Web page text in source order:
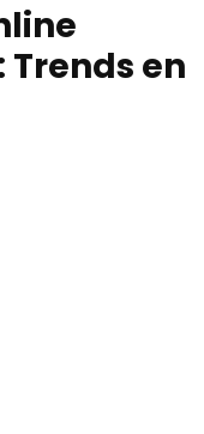
en